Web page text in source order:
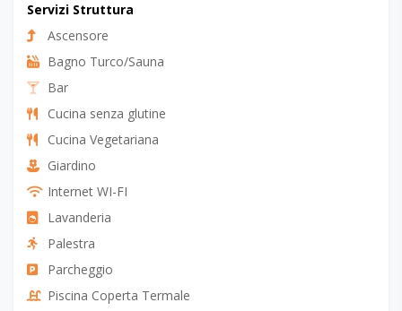
Servizi Struttura
Ascensore
Bagno Turco/Sauna
Bar
Cucina senza glutine
Cucina Vegetariana
Giardino
Internet WI-FI
Lavanderia
Palestra
Parcheggio
Piscina Coperta Termale